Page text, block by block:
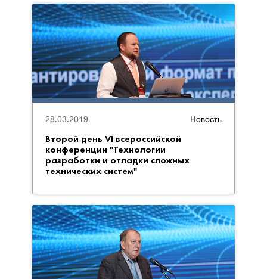
Новость
Второй день VI всероссийской
конференции "Технологии
разработки и отладки сложных
технических систем"
28.03.2019